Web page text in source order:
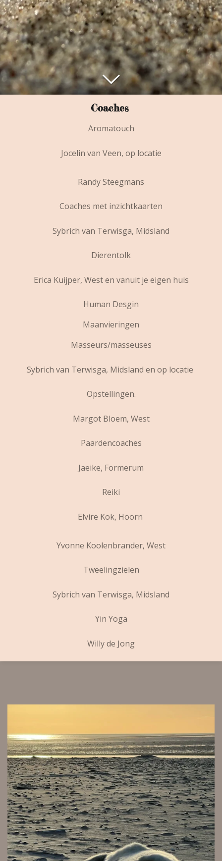
Coaches
Aromatouch
Jocelin van Veen, op locatie
Randy Steegmans
Coaches met inzichtkaarten
Sybrich van Terwisga, Midsland
Dierentolk
Erica Kuijper, West en vanuit je eigen huis
Human Desgin
Maanvieringen
Masseurs/masseuses
Sybrich van Terwisga, Midsland en op locatie
Opstellingen.
Margot Bloem, West
Paardencoaches
Jaeike, Formerum
Reiki
Elvire Kok, Hoorn
Yvonne Koolenbrander, West
Tweelingzielen
Sybrich van Terwisga, Midsland
Yin Yoga
Willy de Jong